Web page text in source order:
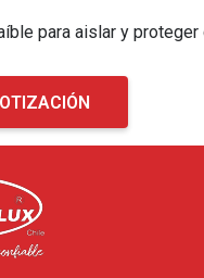
para aislar y proteger